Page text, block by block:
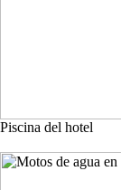
Piscina del hotel